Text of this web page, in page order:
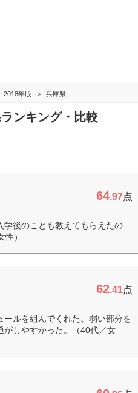
2018年版 兵庫県
ンキング・比較
64.97点
後のことも教えてもらえたの
）
62.41点
ルを組んでくれた。弱い部分を
がしやすかった。（40代／女